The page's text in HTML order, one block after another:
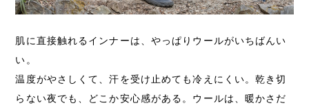
肌に直接触れるインナーは、やっぱりウールがいちばんい
い。
温度がやさしくて、汗を受け止めても冷えにくい。乾き切
らない夜でも、どこか安心感がある。ウールは、暖かさだ